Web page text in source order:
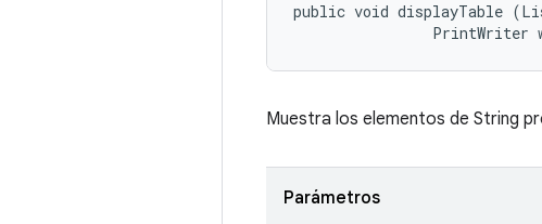
public void displayTable
PrintWriter
Muestra los elementos de String
Parámetros